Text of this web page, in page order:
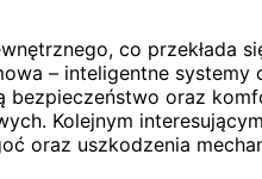
co przekłada
– inteligentne
oraz
Kolejnym
oraz uszkodzenia